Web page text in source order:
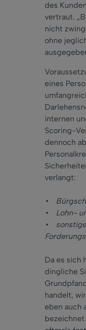
des
vertraut.
nicht
ohne
eines
internen
Scoring-
dennoch
verlangt:
•
• Lohn-
• sonstige
Da es sich
dingliche
handelt,
eben auch